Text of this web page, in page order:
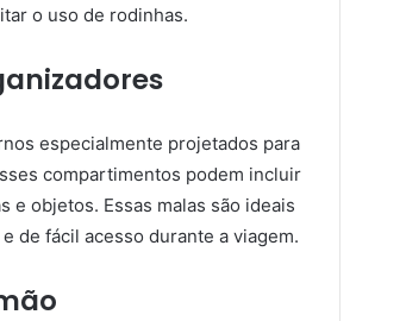
o uso de rodinhas.
especialmente projetados para
compartimentos podem incluir
e objetos. Essas malas são ideais
de fácil acesso durante a viagem.